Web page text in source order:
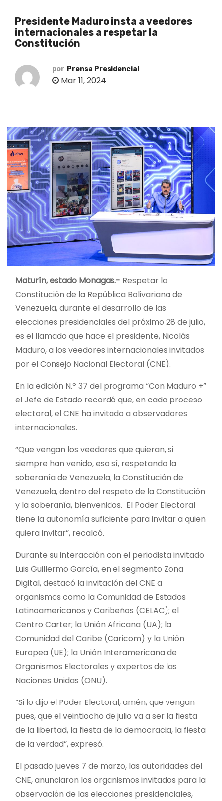
Presidente Maduro insta a veedores
internacionales a respetar la
Constitución
por Prensa Presidencial
Mar 11, 2024
Maturín, estado Monagas.- Respetar la
Constitución de la República Bolivariana de
Venezuela, durante el desarrollo de las
elecciones presidenciales del próximo 28 de julio,
es el llamado que hace el presidente, Nicolás
Maduro, a los veedores internacionales invitados
por el Consejo Nacional Electoral (CNE).
En la edición N.º 37 del programa “Con Maduro +”
el Jefe de Estado recordó que, en cada proceso
electoral, el CNE ha invitado a observadores
internacionales.
“Que vengan los veedores que quieran, si
siempre han venido, eso sí, respetando la
soberanía de Venezuela, la Constitución de
Venezuela, dentro del respeto de la Constitución
y la soberanía, bienvenidos. El Poder Electoral
tiene la autonomía suficiente para invitar a quien
quiera invitar”, recalcó.
Durante su interacción con el periodista invitado
Luis Guillermo García, en el segmento Zona
Digital, destacó la invitación del CNE a
organismos como la Comunidad de Estados
Latinoamericanos y Caribeños (CELAC); el
Centro Carter; la Unión Africana (UA); la
Comunidad del Caribe (Caricom) y la Unión
Europea (UE); la Unión Interamericana de
Organismos Electorales y expertos de las
Naciones Unidas (ONU).
“Si lo dijo el Poder Electoral, amén, que vengan
pues, que el veintiocho de julio va a ser la fiesta
de la libertad, la fiesta de la democracia, la fiesta
de la verdad”, expresó.
El pasado jueves 7 de marzo, las autoridades del
CNE, anunciaron los organismos invitados para la
observación de las elecciones presidenciales,